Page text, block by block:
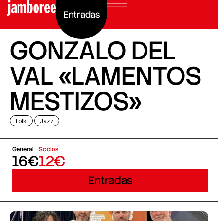
Entradas
GONZALO DEL
VAL «LAMENTOS
MESTIZOS»
Folk Jazz
General
16€
Socios
12€
Entradas